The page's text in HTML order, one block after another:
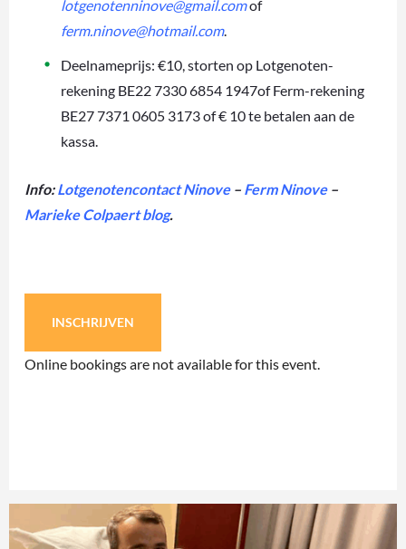
lotgenotenninove@gmail.comof
ferm.ninove@hotmail.com.
Deelnameprijs: €10, storten op Lotgenoten-
rekening BE22 7330 6854 1947of Ferm-rekening
BE27 7371 0605 3173 of € 10 te betalen aan de
kassa.
Info:Lotgenotencontact Ninove– Ferm Ninove–
Marieke Colpaert blog.
INSCHRIJVEN
Online bookings are not available for this event.